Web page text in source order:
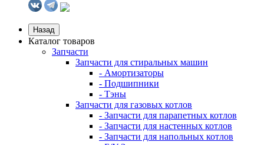
Назад
Каталог товаров
Запчасти
Запчасти для стиральных машин
- Амортизаторы
- Подшипники
- Тэны
Запчасти для газовых котлов
- Запчасти для парапетных котлов
- Запчасти для настенных котлов
- Запчасти для напольных котлов